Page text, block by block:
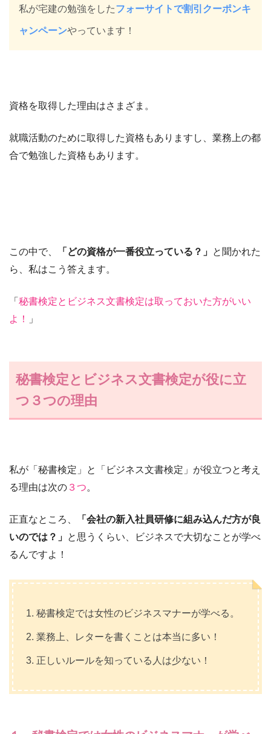
私が宅建の勉強をしたフォーサイトで割引クーポンキ
ャンペーンやっています！
資格を取得した理由はさまざま。
就職活動のために取得した資格もありますし、業務上の都
合で勉強した資格もあります。
この中で、 「どの資格が一番役立っている？」 と聞かれた
ら、私はこう答えます。
「 秘書検定とビジネス文書検定は取っておいた方がいい
よ！
」
秘書検定とビジネス文書検定が役に立
つ３つの理由
私が「秘書検定」と「ビジネス文書検定」が役立つと考え
る理由は次の ３つ。
正直なところ、
「会社の新入社員研修に組み込んだ方が良
いのでは？」 と思うくらい、ビジネスで大切なことが学べ
るんですよ！
秘書検定では女性のビジネスマナーが学べる。
業務上、レターを書くことは本当に多い！
正しいルールを知っている人は少ない！